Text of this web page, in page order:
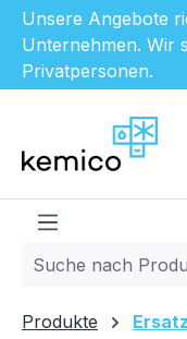
Unsere Angebote
Unternehmen. Wir
Privatpersonen.
Zum Hauptinhalt
Produkte